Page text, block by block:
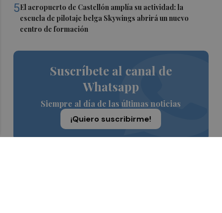
5El aeropuerto de Castellón amplía su actividad: la
escuela de pilotaje belga Skywings abrirá un nuevo
centro de formación
Suscríbete al canal de
Whatsapp
Siempre al día de las últimas noticias
¡Quiero suscribirme!